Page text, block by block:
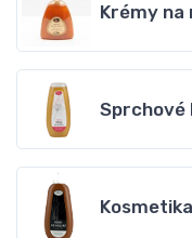
Krémy na
Sprchové